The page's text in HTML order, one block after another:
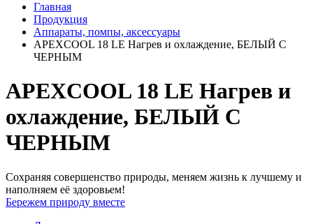
Главная
Продукция
Аппараты, помпы, аксессуары
APEXCOOL 18 LE Нагрев и охлаждение, БЕЛЫЙ С
ЧЕРНЫМ
APEXCOOL 18 LE Нагрев и
охлаждение, БЕЛЫЙ С
ЧЕРНЫМ
Сохраняя совершенство природы, меняем жизнь к лучшему и
наполняем её здоровьем!
Бережем природу вместе